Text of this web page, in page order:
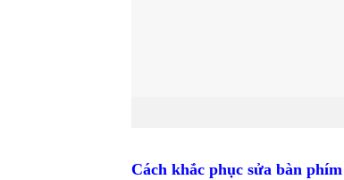
Cách khắc phục sửa bàn